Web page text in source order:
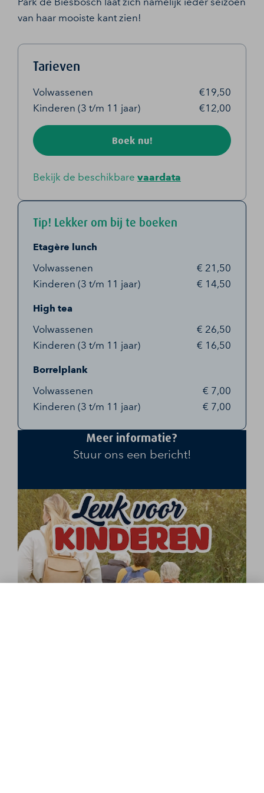
€ 25,50 per persoon. (Alleen te reserveren tijdens
de tocht van 15.00 uur)
€ 7,00 per persoon. (Alleen te reserveren tijdens
de tocht van 15.00 uur)
van haar mooiste kant zien!
Tarieven
Volwassenen
€19,50
Kinderen (3 t/m 11 jaar)
€12,00
Boek nu!
Bekijk de beschikbare vaardata
Tip! Lekker om bij te boeken
Etagère lunch
Volwassenen
€ 21,50
Kinderen (3 t/m 11 jaar)
€ 14,50
High tea
Volwassenen
€ 26,50
Kinderen (3 t/m 11 jaar)
€ 16,50
Borrelplank
Volwassenen
€ 7,00
Kinderen (3 t/m 11 jaar)
€ 7,00
Meer informatie?
Stuur ons een bericht!